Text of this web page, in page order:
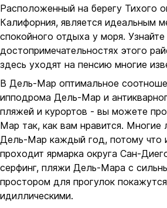
Расположенный на берегу Тихого
Калифорния, является идеальным
спокойного отдыха у моря.
достопримечательностях этого
здесь уходят на пенсию многие
В Дель-Мар оптимальное
ипподрома Дель-Мар и
пляжей и курортов - вы можете
Мар так, как вам нравится.
Дель-Мар каждый год, потому что
проходит ярмарка округа Сан-
серфинг, пляжи Дель-Мара с
простором для прогулок
идиллическими.